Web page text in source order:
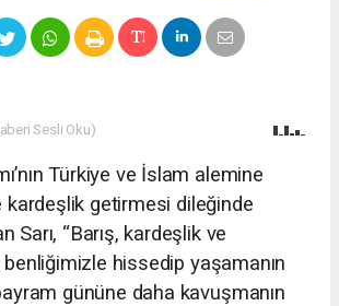
Sesli Oku)
Türkiye ve İslam alemine
kardeşlik getirmesi dileğinde
Sarı, “Barış, kardeşlik ve
hissedip yaşamanın
gününe daha kavuşmanın